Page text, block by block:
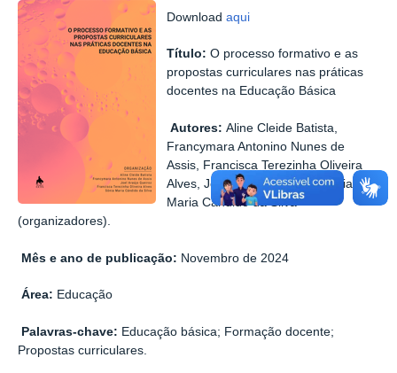
Downloadaqui
Título: O processo formativo e as
propostas curriculares nas práticas
docentes na Educação Básica
Autores:Aline Cleide Batista,
Francymara Antonino Nunes de
Assis, Francisca Terezinha Oliveira
Alves, Joel Araújo Queiroz, Sônia
Maria Cândido da Silva
(organizadores).
Mês e ano de publicação: Novembro de 2024
Área: Educação
Palavras-chave: Educação básica; Formação docente;
Propostas curriculares.